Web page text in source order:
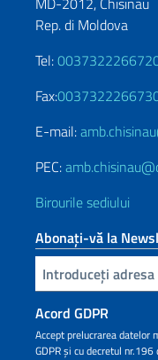
Rep. di Moldova
Tel:
Fax:
E-mail:
PEC:
Birourile sediului
Abonați-vă la
Inserisci la tua email
Acord GDPR
Accept prelucrarea datelor
GDPR și cu decretul